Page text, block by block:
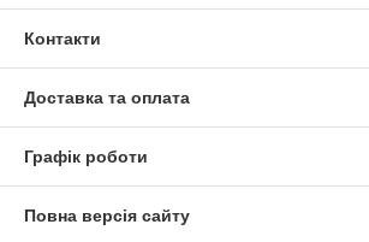
Контакти
Доставка та оплата
Графік роботи
Повна версія сайту